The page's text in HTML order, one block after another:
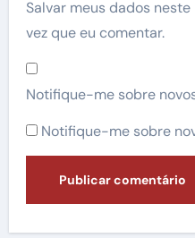
Salvar meus dados
vez que eu comentar.
Notifique-me sobre
Notifique-me sobre